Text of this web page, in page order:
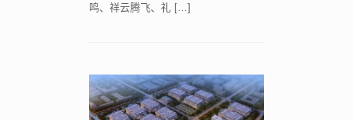
鸣、祥云腾飞、礼 […]